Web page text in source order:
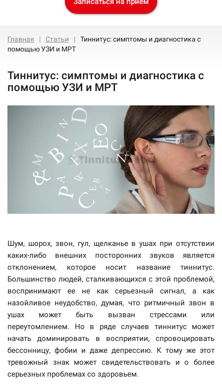
Главная Статьи
Тиннитус: симптомы и диагностика c
помощью УЗИ и МРТ
Тиннитус: симптомы и диагностика c
помощью УЗИ и МРТ
Шум, шорох, звон, гул, щелканье в ушах при отсутствии
каких-либо внешних посторонних звуков является
отклонением, которое носит название тиннитус.
Большинство людей, сталкивающихся с этой проблемой,
воспринимают ее не как серьезный сигнал, а как
назойливое неудобство, думая, что ритмичный звон в
ушах может быть вызван стрессами или
переутомлением. Но в ряде случаев тиннитус может
начать доминировать в восприятии, спровоцировать
бессонницу, фобии и даже депрессию. К тому же этот
тревожный знак может свидетельствовать и о более
серьезных проблемах со здоровьем.